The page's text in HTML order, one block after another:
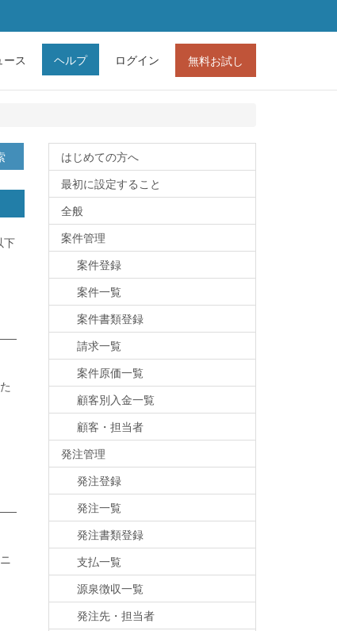
ース ヘルプ ログイン 無料お試し
下
はじめての方へ
最初に設定すること
全般
案件管理
案件登録
案件一覧
案件書類登録
請求一覧
案件原価一覧
顧客別入金一覧
顧客・担当者
発注管理
発注登録
発注一覧
発注書類登録
支払一覧
源泉徴収一覧
発注先・担当者